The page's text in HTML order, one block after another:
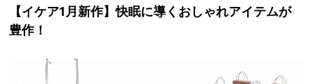
【イケア1月新作】快眠に導くおしゃれアイテムが
豊作！